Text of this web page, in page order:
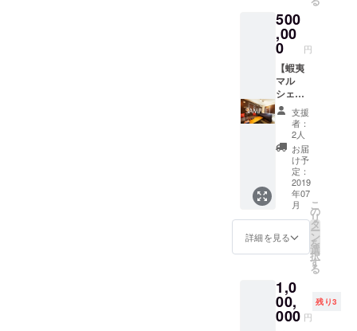
スタッ
フから
シャン
パンを
提供致
しま
す！ ※
料理内
容は変
更にな
る可能
性があ
りま
す。 特
別会員
・あな
たの名
前が提
灯に記
・お店
の予約
を優先
致しま
名様ま
で北海
道の美
味しい
食材を
使用し
た特別
メ
ニュー
をご用
意致し
ます！
北海道
の食材
を是非
お楽し
みくだ
さい！
※メ
になる
場合が
ありま
す。 ※
材を使
用した
特別メ
ニュー
をご用
意致し
ます！
是非
北海道
の美味
しい食
材を使
用した
料理を
メン
バーと
お楽し
みくだ
さい！
酒のペ
アリン
グも行
いま
500
,00
0 円
【蝦夷
マル
シェ宿
泊券１
０万円&
１日店
舗貸切
権】
【VIP特
別会員
権】
＋ 【ス
ペシャ
ルディ
（2名
様）
＋ 【来
店時メ
支援
者：
2人
お届
け予
定：
2019
年07
月
詳細を見る
こ
の
リ
タ
ー
ン
を
選
択
す
る
1,0
00,
000 円
残り3